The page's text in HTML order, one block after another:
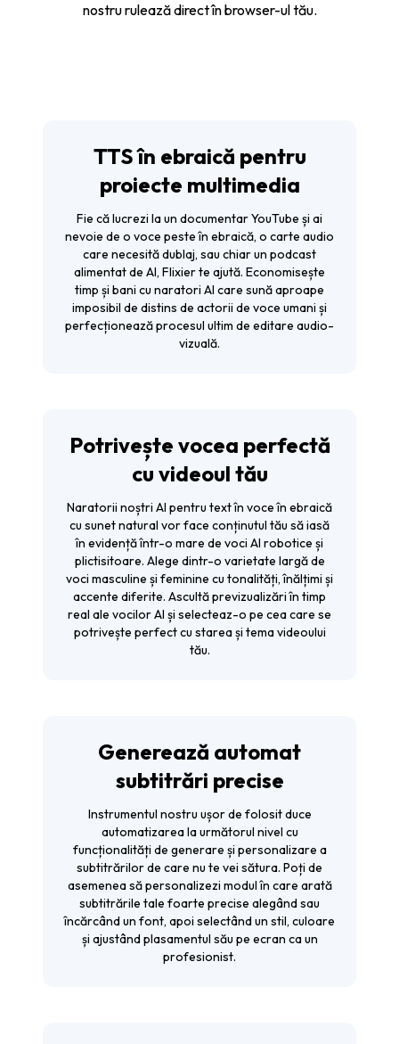
nostru rulează direct în browser-ul tău.
TTS în ebraică pentru
proiecte multimedia
Fie că lucrezi la un documentar YouTube și ai
nevoie de o voce peste în ebraică, o carte audio
care necesită dublaj, sau chiar un podcast
alimentat de AI, Flixier te ajută. Economisește
timp și bani cu naratori AI care sună aproape
imposibil de distins de actorii de voce umani și
perfecționează procesul ultim de editare audio-
vizuală.
Potrivește vocea perfectă
cu videoul tău
Naratorii noștri AI pentru text în voce în ebraică
cu sunet natural vor face conținutul tău să iasă
în evidență într-o mare de voci AI robotice și
plictisitoare. Alege dintr-o varietate largă de
voci masculine și feminine cu tonalități, înălțimi și
accente diferite. Ascultă previzualizări în timp
real ale vocilor AI și selecteaz-o pe cea care se
potrivește perfect cu starea și tema videoului
tău.
Generează automat
subtitrări precise
Instrumentul nostru ușor de folosit duce
automatizarea la următorul nivel cu
funcționalități de generare și personalizare a
subtitrărilor de care nu te vei sătura. Poți de
asemenea să personalizezi modul în care arată
subtitrările tale foarte precise alegând sau
încărcând un font, apoi selectând un stil, culoare
și ajustând plasamentul său pe ecran ca un
profesionist.